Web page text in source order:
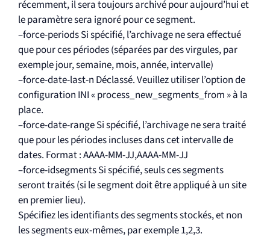
récemment, il sera toujours archivé pour aujourd’hui et
le paramètre sera ignoré pour ce segment.
–force-periods Si spécifié, l’archivage ne sera effectué
que pour ces périodes (séparées par des virgules, par
exemple jour, semaine, mois, année, intervalle)
–force-date-last-n Déclassé. Veuillez utiliser l’option de
configuration INI « process_new_segments_from » à la
place.
–force-date-range Si spécifié, l’archivage ne sera traité
que pour les périodes incluses dans cet intervalle de
dates. Format : AAAA-MM-JJ,AAAA-MM-JJ
–force-idsegments Si spécifié, seuls ces segments
seront traités (si le segment doit être appliqué à un site
en premier lieu).
Spécifiez les identifiants des segments stockés, et non
les segments eux-mêmes, par exemple 1,2,3.